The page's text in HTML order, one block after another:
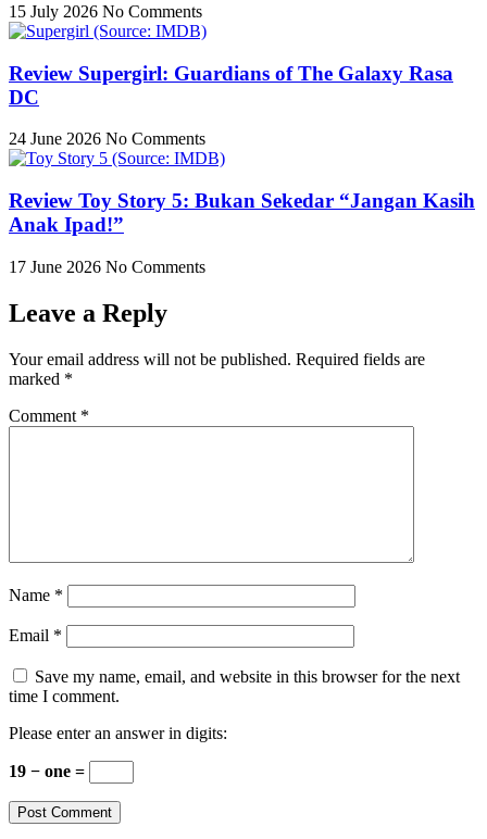
15 July 2026 No Comments
Review Supergirl: Guardians of The Galaxy Rasa
DC
24 June 2026 No Comments
Review Toy Story 5: Bukan Sekedar “Jangan Kasih
Anak Ipad!”
17 June 2026 No Comments
Leave a Reply
Your email address will not be published. Required fields are
marked *
Comment *
Name *
Email *
Save my name, email, and website in this browser for the next
time I comment.
Please enter an answer in digits:
19 − one =